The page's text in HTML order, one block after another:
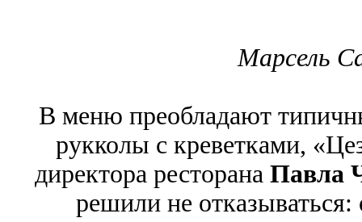
Марсель
В меню преобладают
рукколы с креветками,
директора ресторана Павла
решили не отказываться: